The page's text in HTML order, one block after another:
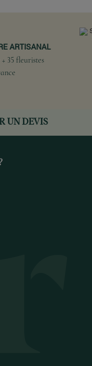
ARTISANAL
35 fleuristes
UN DEVIS